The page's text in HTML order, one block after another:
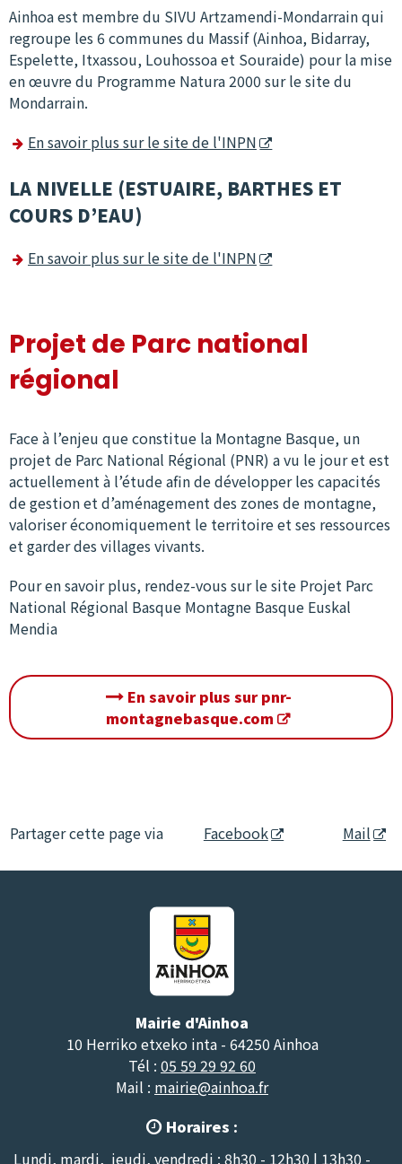
Ainhoa est membre du SIVU Artzamendi-Mondarrain qui
regroupe les 6 communes du Massif (Ainhoa, Bidarray,
Espelette, Itxassou, Louhossoa et Souraide) pour la mise
en œuvre du Programme Natura 2000 sur le site du
Mondarrain.
En savoir plus sur le site de l'INPN
LA NIVELLE (ESTUAIRE, BARTHES ET
COURS D’EAU)
En savoir plus sur le site de l'INPN
Projet de Parc national
régional
Face à l’enjeu que constitue la Montagne Basque, un
projet de Parc National Régional (PNR) a vu le jour et est
actuellement à l’étude afin de développer les capacités
de gestion et d’aménagement des zones de montagne,
valoriser économiquement le territoire et ses ressources
et garder des villages vivants.
Pour en savoir plus, rendez-vous sur le site Projet Parc
National Régional Basque Montagne Basque Euskal
Mendia
En savoir plus sur pnr-
montagnebasque.com
Partager cette page via Facebook Mail
Mairie d'Ainhoa
10 Herriko etxeko inta - 64250 Ainhoa
Tél : 05 59 29 92 60
Mail : mairie@ainhoa.fr
 Horaires :
Lundi, mardi, jeudi, vendredi : 8h30 - 12h30 | 13h30 -